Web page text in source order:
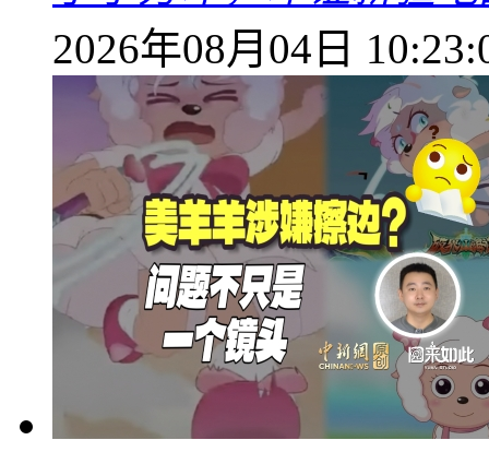
2026年08月04日